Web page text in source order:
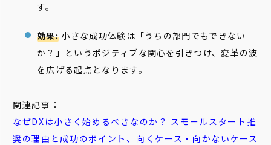
す。
効果:小さな成功体験は「うちの部門でもできない
か？」というポジティブな関心を引きつけ、変革の波
を広げる起点となります。
関連記事：
なぜDXは小さく始めるべきなのか？ スモールスタート 推
奨の理由と成功のポイント、向くケース・向かないケース